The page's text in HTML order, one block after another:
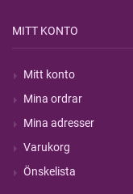
MITT KONTO
Mitt konto
Mina ordrar
Mina adresser
Varukorg
Önskelista